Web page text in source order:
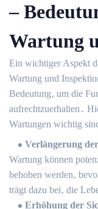
–
Wartung
Ein wichtiger Aspekt
Wartung und
Bedeutung‚ um die
aufrechtzuerhalten․
Wartungen wichtig
Verlängerung
Wartung können
behoben werden‚
trägt dazu bei‚ die
Erhöhung der